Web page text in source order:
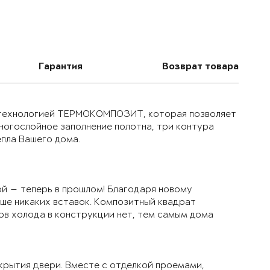
Гарантия Возврат товара
ТЕРМОКОМПОЗИТ, которая позволяет
заполнение полотна, три контура
Вашего дома.
— теперь в прошлом! Благодаря новому
никаких вставок. Композитный квадрат
холода в конструкции нет, тем самым дома
двери. Вместе с отделкой проемами,